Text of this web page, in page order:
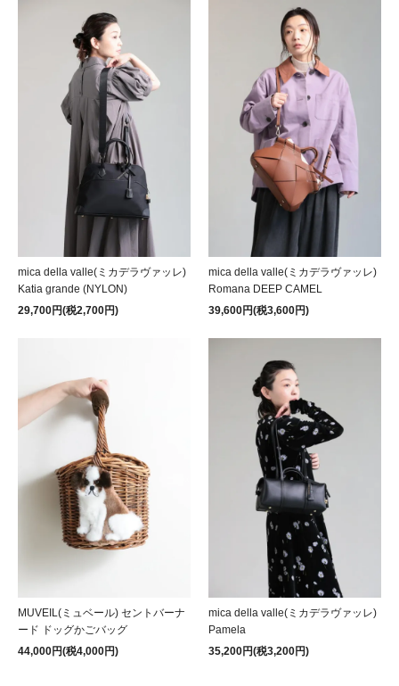
mica della valle(ミカデラヴァッレ)
Katia grande (NYLON)
29,700円(税2,700円)
mica della valle(ミカデラヴァッレ)
Romana DEEP CAMEL
39,600円(税3,600円)
MUVEIL(ミュベール) セントバーナ
ード ドッグかごバッグ
44,000円(税4,000円)
mica della valle(ミカデラヴァッレ)
Pamela
35,200円(税3,200円)